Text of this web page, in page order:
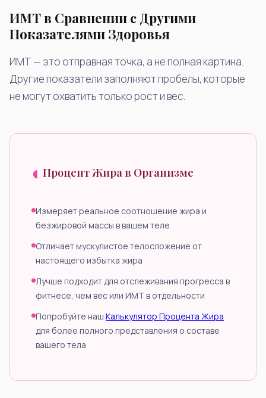
ИМТ в Сравнении с Другими
Показателями Здоровья
ИМТ — это отправная точка, а не полная картина.
Другие показатели заполняют пробелы, которые
не могут охватить только рост и вес.
◐ Процент Жира в Организме
Измеряет реальное соотношение жира и
безжировой массы в вашем теле
Отличает мускулистое телосложение от
настоящего избытка жира
Лучше подходит для отслеживания прогресса в
фитнесе, чем вес или ИМТ в отдельности
Попробуйте наш Калькулятор Процента Жира
для более полного представления о составе
вашего тела